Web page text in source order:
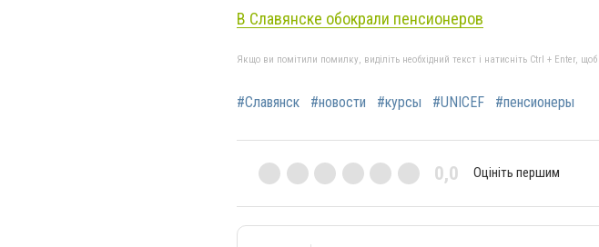
В Славянске обокрали пенсионеров
Якщо ви помітили помилку, виділіть необхідний текст і натисніть Ctrl + Enter,
#Славянск #новости #курсы #UNICEF #пенсионеры
0,0 Оцініть першим